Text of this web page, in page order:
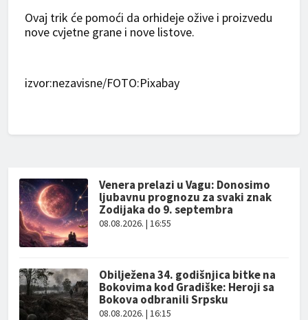
Ovaj trik će pomoći da orhideje ožive i proizvedu
nove cvjetne grane i nove listove.
izvor:nezavisne/FOTO:Pixabay
Venera prelazi u Vagu: Donosimo
ljubavnu prognozu za svaki znak
Zodijaka do 9. septembra
08.08.2026. | 16:55
Obilježena 34. godišnjica bitke na
Bokovima kod Gradiške: Heroji sa
Bokova odbranili Srpsku
08.08.2026. | 16:15